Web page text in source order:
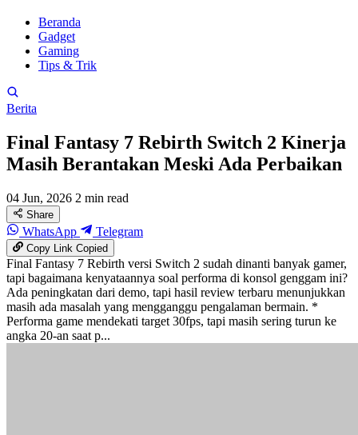
Beranda
Gadget
Gaming
Tips & Trik
Berita
Final Fantasy 7 Rebirth Switch 2 Kinerja
Masih Berantakan Meski Ada Perbaikan
04 Jun, 2026 2 min read
Share
WhatsApp Telegram
Copy LinkCopied
Final Fantasy 7 Rebirth versi Switch 2 sudah dinanti banyak gamer,
tapi bagaimana kenyataannya soal performa di konsol genggam ini?
Ada peningkatan dari demo, tapi hasil review terbaru menunjukkan
masih ada masalah yang mengganggu pengalaman bermain. *
Performa game mendekati target 30fps, tapi masih sering turun ke
angka 20-an saat p...